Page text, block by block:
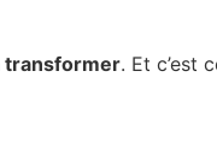
transformer. Et c’est